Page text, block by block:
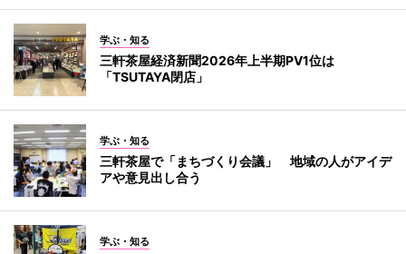
学ぶ・知る
三軒茶屋経済新聞2026年上半期PV1位は
「TSUTAYA閉店」
学ぶ・知る
三軒茶屋で「まちづくり会議」 地域の人がアイデ
アや意見出し合う
学ぶ・知る